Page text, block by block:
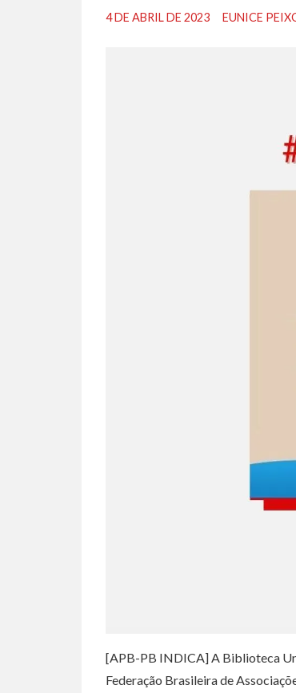
4 DE ABRIL DE 2023 EUNICE
[APB-PB INDICA] A Biblioteca
Federação Brasileira de